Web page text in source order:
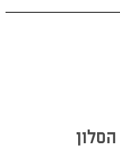
נוספים